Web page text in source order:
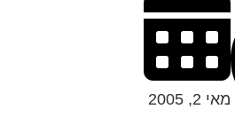
מאי 2, 2005